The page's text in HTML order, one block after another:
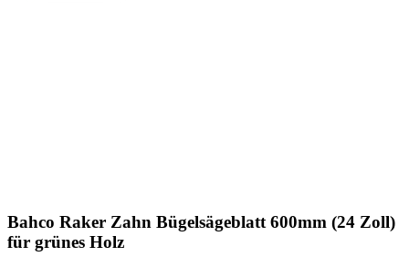
Bahco Raker Zahn Bügelsägeblatt 600mm (24 Zoll)
für grünes Holz